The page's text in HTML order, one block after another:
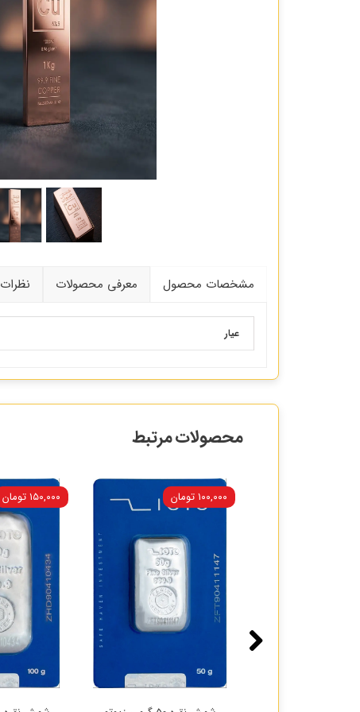
مشخصات محصول معرفی محصولات نظرات
عیار
محصولات مرتبط
۱۵۰,۰۰۰ تومان ۱۰۰,۰۰۰ تومان